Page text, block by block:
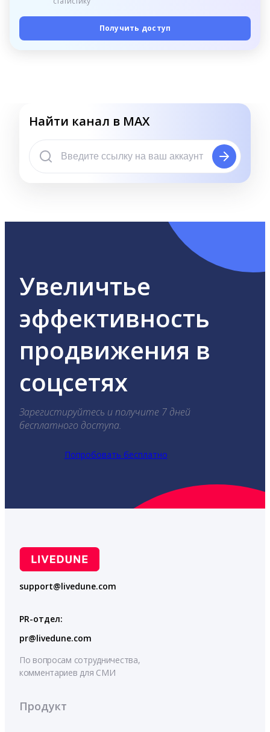
Получить доступ
Найти канал в MAX
Увеличтье
эффективность
продвижения в
соцсетях
Зарегистируйтесь и получите 7 дней
бесплатного доступа.
Попробовать бесплатно
support@livedune.com
PR-отдел:
pr@livedune.com
По вопросам сотрудничества,
комментариев для СМИ
Продукт